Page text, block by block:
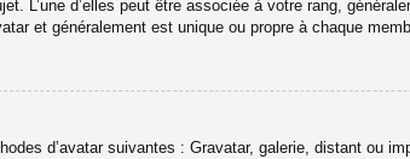
L’une d’elles peut être associée à votre rang,
et généralement est unique ou propre à chaque
d’avatar suivantes : Gravatar, galerie, distant ou